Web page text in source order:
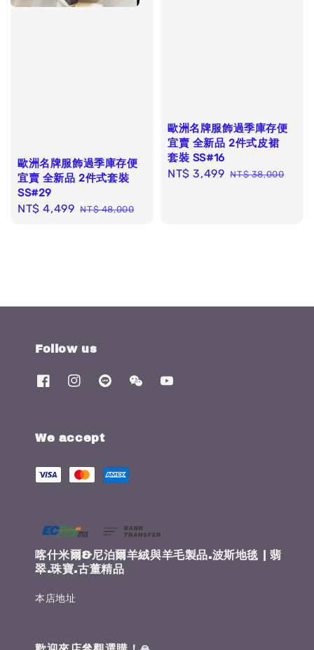
歐洲名牌服飾過季庫存便
宜賣 全新品 2件式套裝
SS#29
Sale
NT$ 4,499 Regular
NT$ 48,000
歐洲名牌服飾過季庫存便
宜賣 全新品 2件式皮裙
套裝 SS#16
Sale
NT$ 3,499 Regular
NT$ 38,000
Follow us
We accept
喀什米爾&尼泊爾羊絨與羊毛製品.波斯地毯 | 翡
翠.珠寶.古董精品
本店地址